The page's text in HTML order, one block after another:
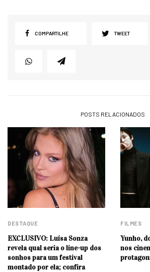
COMPARTILHE TWEET
POSTS RELACIONADOS
DESTAQUE
EXCLUSIVO: Luísa Sonza
revela qual seria o line-up dos
sonhos para um festival
montado por ela; confira
FILMES
Yunho,
nos